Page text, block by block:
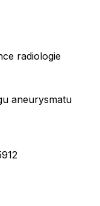
radiologie
aneurysmatu